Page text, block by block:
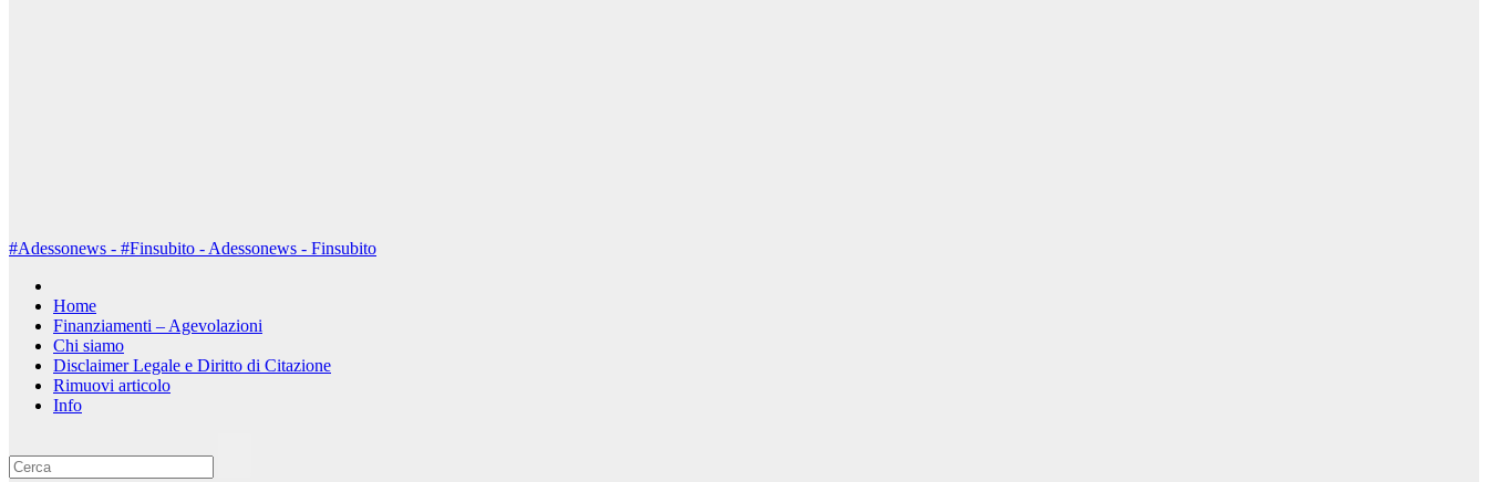
#Adessonews - #Finsubito - Adessonews - Finsubito
Home
Finanziamenti – Agevolazioni
Chi siamo
Disclaimer Legale e Diritto di Citazione
Rimuovi articolo
Info